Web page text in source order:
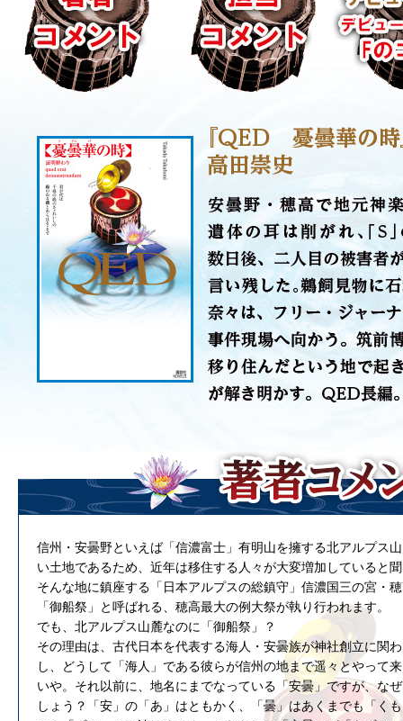
信州・安曇野といえば「信濃富士」有明山を擁する北アルプス
い土地であるため、近年は移住する人々が大変増加していると
そんな地に鎮座する「日本アルプスの総鎮守」信濃国三の宮・
「御船祭」と呼ばれる、穂高最大の例大祭が執り行われます。
でも、北アルプス山麓なのに「御船祭」？
その理由は、古代日本を代表する海人・安曇族が神社創立に関
し、どうして「海人」である彼らが信州の地まで遥々とやって
いや。それ以前に、地名にまでなっている「安曇」ですが、な
しょう？「安」の「あ」はともかく、「曇」はあくまでも「く